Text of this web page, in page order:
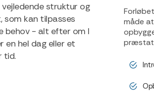
vejledende struktur og
som kan tilpasses
behov - alt efter om I
en hel dag eller et
tid.
måde